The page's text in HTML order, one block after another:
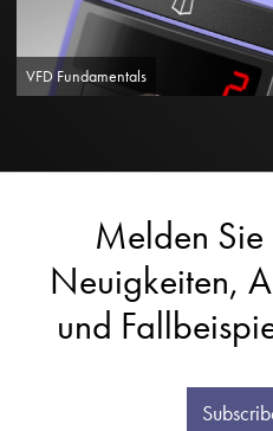
VFD Fundamentals
Melden Sie
Neuigkeiten,
und